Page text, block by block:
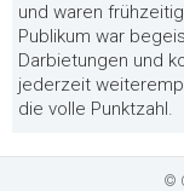
und waren
Publikum war
Darbietungen und
jederzeit
die volle Punktzahl.
©